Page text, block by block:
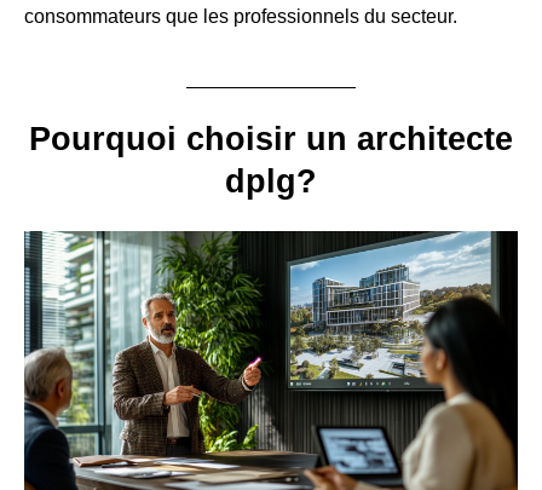
consommateurs que les professionnels du secteur.
Pourquoi choisir un architecte
dplg?